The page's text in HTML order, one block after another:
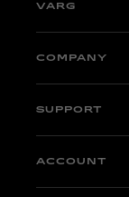
VARG
VARG EX
Factory Edition
Bikes in stock
COMPANY
About us
SUPPORT
Support central
ACCOUNT